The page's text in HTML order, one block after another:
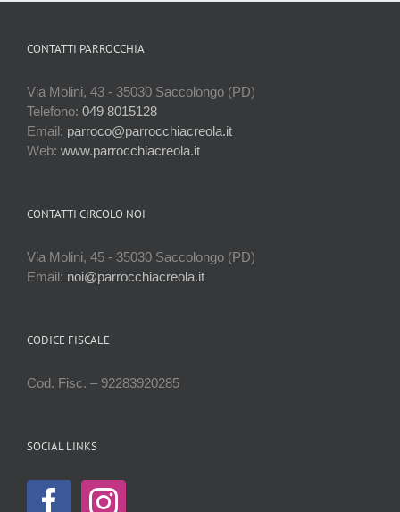
CONTATTI PARROCCHIA
Via Molini, 43 - 35030 Saccolongo (PD)
Telefono: 049 8015128
Email: parroco@parrocchiacreola.it
Web: www.parrocchiacreola.it
CONTATTI CIRCOLO NOI
Via Molini, 45 - 35030 Saccolongo (PD)
Email: noi@parrocchiacreola.it
CODICE FISCALE
Cod. Fisc. – 92283920285
SOCIAL LINKS